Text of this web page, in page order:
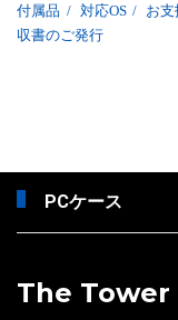
付属品 / 対応OS / お
収書のご発行
PCケース
The Tower